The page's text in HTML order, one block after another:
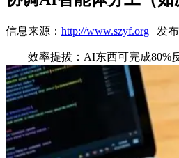
信息来源： http://www.szyf.org | 发
效率提拔：AI东西可完成80%反